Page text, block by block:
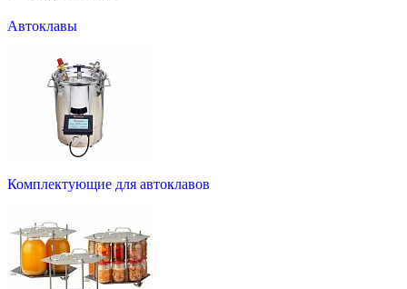
Автоклавы
Комплектующие для автоклавов